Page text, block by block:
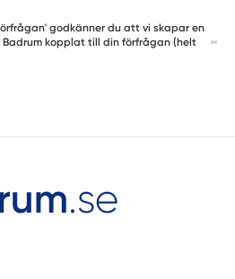
godkänner du att vi skapar en
kopplat till din förfrågan (helt